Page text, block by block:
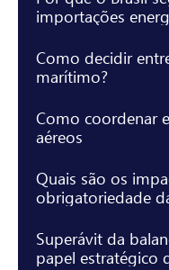
importações
Como decidir
marítimo?
Como coordenar
aéreos
Quais são os
obrigatoriedade
Superávit da
papel estratégico